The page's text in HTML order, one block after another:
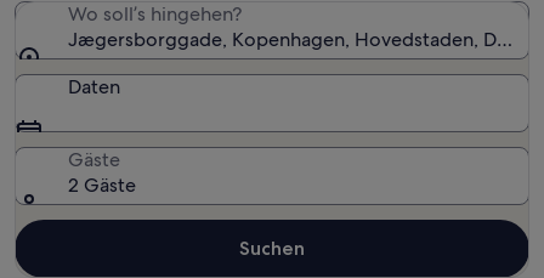
Wo soll’s hingehen?
Jægersborggade, Kopenhagen, Hovedstaden,
Daten
Gäste
2 Gäste
Suchen